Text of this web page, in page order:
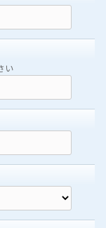
い